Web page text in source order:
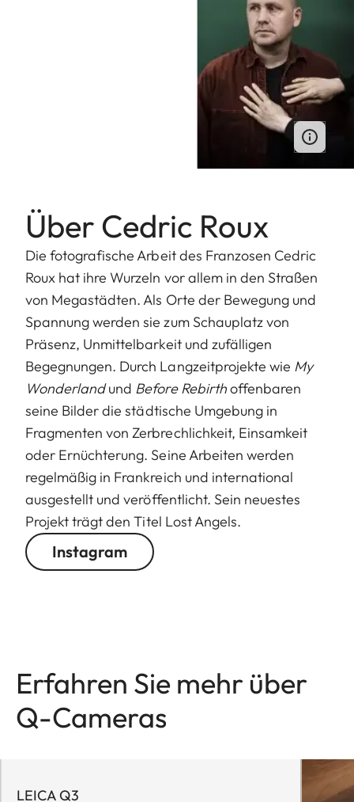
Über Cedric Roux
Die fotografische Arbeit des Franzosen Cedric
Roux hat ihre Wurzeln vor allem in den Straßen
von Megastädten. Als Orte der Bewegung und
Spannung werden sie zum Schauplatz von
Präsenz, Unmittelbarkeit und zufälligen
Begegnungen. Durch Langzeitprojekte wie My
Wonderlandund Before Rebirthoffenbaren
seine Bilder die städtische Umgebung in
Fragmenten von Zerbrechlichkeit, Einsamkeit
oder Ernüchterung. Seine Arbeiten werden
regelmäßig in Frankreich und international
ausgestellt und veröffentlicht. Sein neuestes
Projekt trägt den Titel Lost Angels.
Instagram
Erfahren Sie mehr über
Q-Cameras
LEICA Q3